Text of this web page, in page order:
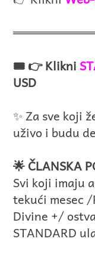
🎟️ 👉 Klikni
USD
✨ Za sve koji
uživo i budu
🌟 ČLANSKA
Svi koji imaju
tekući mesec
Divine +/
STANDARD